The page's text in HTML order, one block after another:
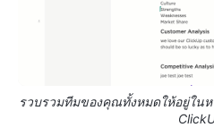
รวบรวมทีมของคุณทั้งหมดให้อยู่ในห